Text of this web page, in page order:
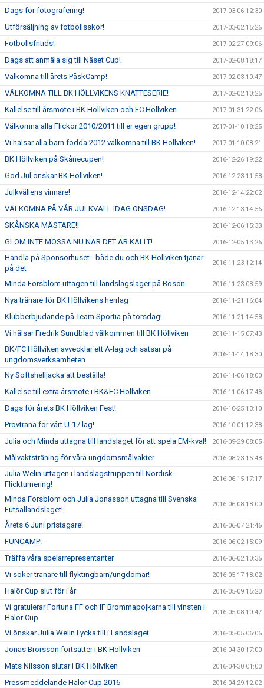
Dags för fotografering! 2017-03-06 12:30
Utförsäljning av fotbollsskor! 2017-03-02 15:26
Fotbollsfritids! 2017-02-27 09:06
Dags att anmäla sig till Näset Cup! 2017-02-08 18:17
Välkomna till årets PåskCamp! 2017-02-03 10:47
VÄLKOMNA TILL BK HÖLLVIKENS KNATTESERIE! 2017-02-02 10:25
Kallelse till årsmöte i BK Höllviken och FC Höllviken 2017-01-31 22:06
Välkomna alla Flickor 2010/2011 till er egen grupp! 2017-01-10 18:25
Vi hälsar alla barn födda 2012 välkomna till BK Höllviken! 2017-01-10 08:21
BK Höllviken på Skånecupen! 2016-12-26 19:22
God Jul önskar BK Höllviken! 2016-12-23 11:58
Julkvällens vinnare! 2016-12-14 22:02
VÄLKOMNA PÅ VÅR JULKVÄLL IDAG ONSDAG! 2016-12-13 14:56
SKÅNSKA MÄSTARE!! 2016-12-06 15:33
GLÖM INTE MÖSSA NU NÄR DET ÄR KALLT! 2016-12-05 13:26
Handla på Sponsorhuset - både du och BK Höllviken tjänar
på det
2016-11-23 12:14
Minda Forsblom uttagen till landslagsläger på Bosön 2016-11-23 08:59
Nya tränare för BK Höllvikens herrlag 2016-11-21 16:04
Klubberbjudande på Team Sportia på torsdag! 2016-11-21 14:58
Vi hälsar Fredrik Sundblad välkommen till BK Höllviken 2016-11-15 07:43
BK/FC Höllviken avvecklar ett A-lag och satsar på
ungdomsverksamheten
2016-11-14 18:30
Ny Softshelljacka att beställa! 2016-11-06 18:00
Kallelse till extra årsmöte i BK&FC Höllviken 2016-11-06 17:48
Dags för årets BK Höllviken Fest! 2016-10-25 13:10
Provträna för vårt U-17 lag! 2016-10-01 12:38
Julia och Minda uttagna till landslaget för att spela EM-kval! 2016-09-29 08:05
Målvaktsträning för våra ungdomsmålvakter 2016-08-23 15:48
Julia Welin uttagen i landslagstruppen till Nordisk
Flickturnering!
2016-06-15 17:17
Minda Forsblom och Julia Jonasson uttagna till Svenska
Futsallandslaget!
2016-06-08 18:00
Årets 6 Juni pristagare! 2016-06-07 21:46
FUNCAMP! 2016-06-02 15:09
Träffa våra spelarrepresentanter 2016-06-02 10:35
Vi söker tränare till flyktingbarn/ungdomar! 2016-05-17 18:02
Halör Cup slut för i år 2016-05-09 15:20
Vi gratulerar Fortuna FF och IF Brommapojkarna till vinsten i
Halör Cup
2016-05-08 10:47
Vi önskar Julia Welin Lycka till i Landslaget 2016-05-05 06:06
Jonas Brorsson fortsätter i BK Höllviken 2016-04-30 17:00
Mats Nilsson slutar i BK Höllviken 2016-04-30 01:00
Pressmeddelande Halör Cup 2016 2016-04-29 12:02